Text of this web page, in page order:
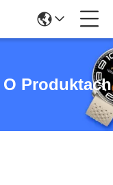
Produktach